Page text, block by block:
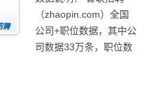
（zhaopin.com）全国
公司+职位数据，其中公
司数据33万条，职位数